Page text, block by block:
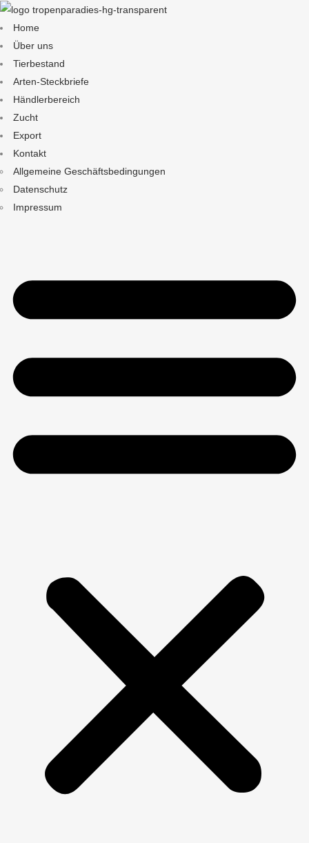
Home
Über uns
Tierbestand
Arten-Steckbriefe
Händlerbereich
Zucht
Export
Kontakt
Allgemeine Geschäftsbedingungen
Datenschutz
Impressum